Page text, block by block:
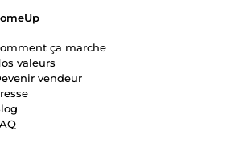
ça marche
valeurs
vendeur